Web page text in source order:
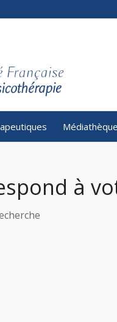
Médiathèque
à